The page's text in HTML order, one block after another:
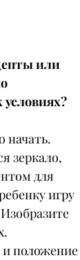
или
начать.
зеркало,
для
игру
положение